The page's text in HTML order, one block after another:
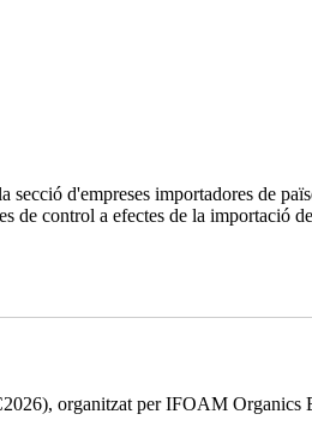
d'empreses importadores de
de control a efectes de la importació
organitzat per IFOAM Organics